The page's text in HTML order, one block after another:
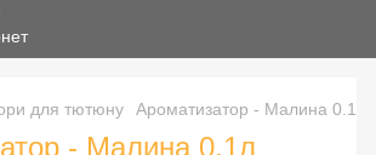
для тютюну Ароматизатор - Малина 0.1л
- Малина 0.1л